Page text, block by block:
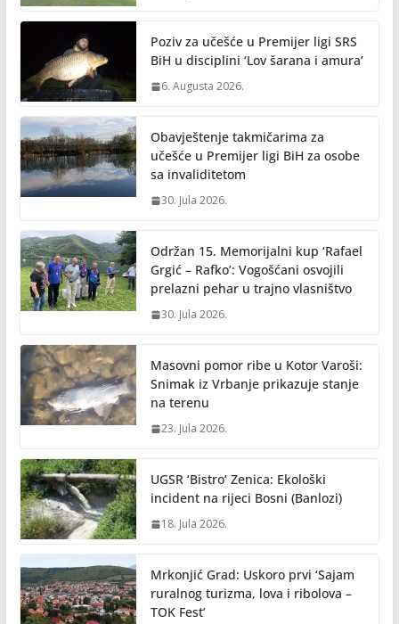
Poziv za učešće u Premijer ligi SRS
BiH u disciplini ‘Lov šarana i amura’
6. Augusta 2026.
Obavještenje takmičarima za
učešće u Premijer ligi BiH za osobe
sa invaliditetom
30. Jula 2026.
Održan 15. Memorijalni kup ‘Rafael
Grgić – Rafko’: Vogošćani osvojili
prelazni pehar u trajno vlasništvo
30. Jula 2026.
Masovni pomor ribe u Kotor Varoši:
Snimak iz Vrbanje prikazuje stanje
na terenu
23. Jula 2026.
UGSR ‘Bistro’ Zenica: Ekološki
incident na rijeci Bosni (Banlozi)
18. Jula 2026.
Mrkonjić Grad: Uskoro prvi ‘Sajam
ruralnog turizma, lova i ribolova –
TOK Fest’